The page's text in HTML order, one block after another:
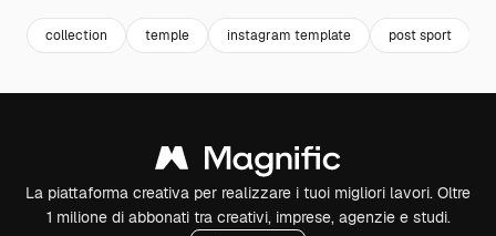
collection temple instagram template post sport
La piattaforma creativa per realizzare i tuoi migliori lavori. Oltre
1 milione di abbonati tra creativi, imprese, agenzie e studi.